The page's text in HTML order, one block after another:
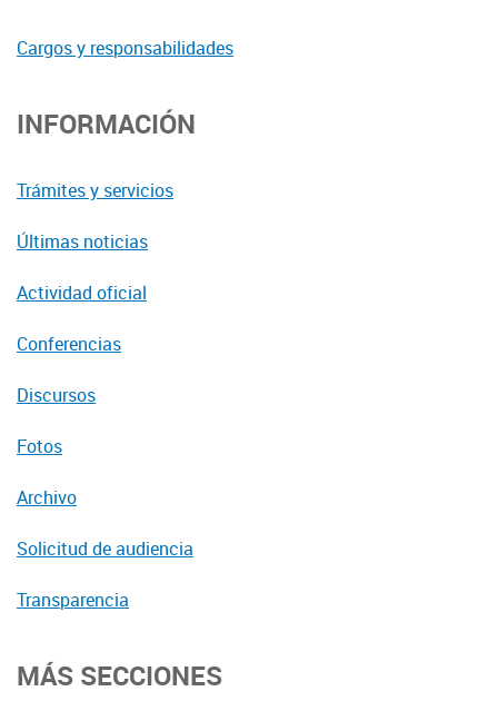
Cargos y responsabilidades
INFORMACIÓN
Trámites y servicios
Últimas noticias
Actividad oficial
Conferencias
Discursos
Fotos
Archivo
Solicitud de audiencia
Transparencia
MÁS SECCIONES